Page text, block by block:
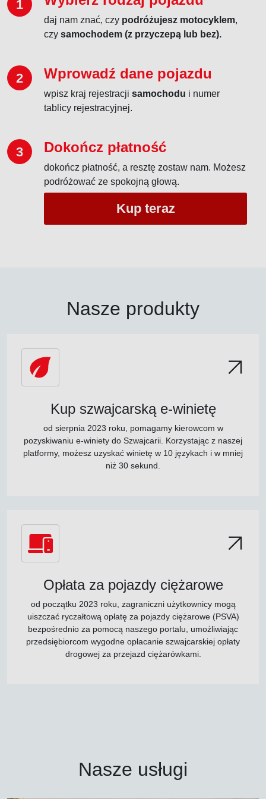
1
daj nam znać, czy podróżujesz motocyklem,
czy samochodem (z przyczepą lub bez).
2 Wprowadź dane pojazdu
wpisz kraj rejestracji samochodu i numer
tablicy rejestracyjnej.
3 Dokończ płatność
dokończ płatność, a resztę zostaw nam. Możesz
podróżować ze spokojną głową.
Kup teraz
Nasze produkty
Kup szwajcarską e-winietę
od sierpnia 2023 roku, pomagamy kierowcom w
pozyskiwaniu e-winiety do Szwajcarii. Korzystając z naszej
platformy, możesz uzyskać winietę w 10 językach i w mniej
niż 30 sekund.
Opłata za pojazdy ciężarowe
od początku 2023 roku, zagraniczni użytkownicy mogą
uiszczać ryczałtową opłatę za pojazdy ciężarowe (PSVA)
bezpośrednio za pomocą naszego portalu, umożliwiając
przedsiębiorcom wygodne opłacanie szwajcarskiej opłaty
drogowej za przejazd ciężarówkami.
Nasze usługi